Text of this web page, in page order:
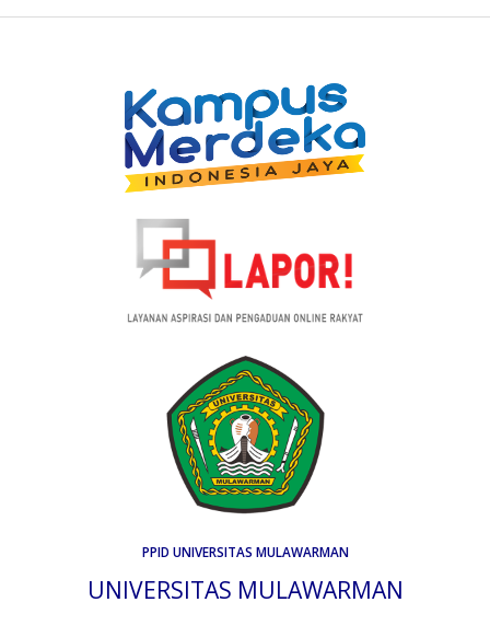
PPID UNIVERSITAS MULAWARMAN
UNIVERSITAS MULAWARMAN